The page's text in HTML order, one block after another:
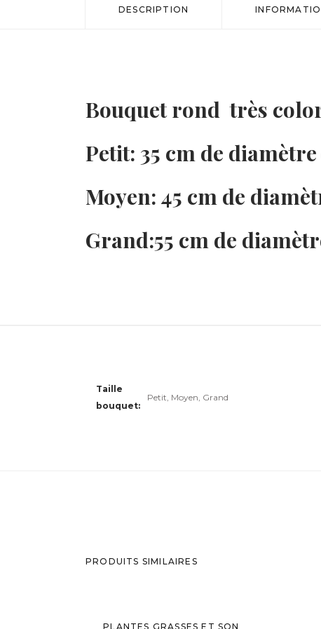
DESCRIPTION
Bouquet rond très
Petit: 35 cm de
Moyen: 45 cm de
Grand:55 cm de
Taille
bouquet
Petit, Moyen, Grand
PRODUITS SIMILAIRES
PLANTES GRASSES ET SON